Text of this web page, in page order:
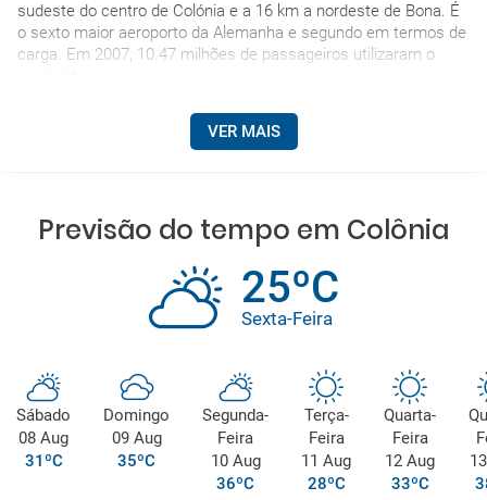
sudeste do centro de Colónia e a 16 km a nordeste de Bona. É
o sexto maior aeroporto da Alemanha e segundo em termos de
carga. Em 2007, 10.47 milhões de passageiros utilizaram o
VER MAIS
Previsão do tempo em Colônia
25ºC
Sexta-Feira
Sábado
08 Aug
31ºC
Domingo
09 Aug
35ºC
Segunda-
Feira
10 Aug
36ºC
Terça-
Feira
11 Aug
28ºC
Quarta-
Feira
12 Aug
33ºC